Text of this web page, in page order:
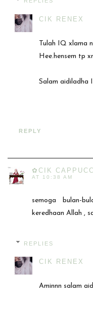
CIK RENEX
Tulah IQ xlama
Hee.hensem tp
Salam aidiladha
REPLY
✿CIK
AT 10:38 AM
semoga bulan-
keredhaan Allah ,
REPLIES
CIK RENEX
Aminnn salam